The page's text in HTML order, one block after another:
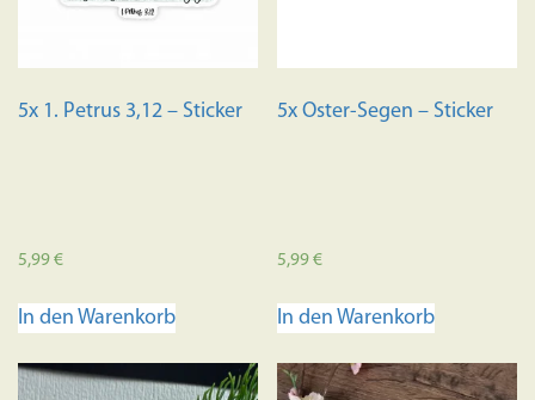
5x 1. Petrus 3,12 – Sticker
5,99€
In den Warenkorb
5x Oster-Segen – Sticker
5,99€
In den Warenkorb